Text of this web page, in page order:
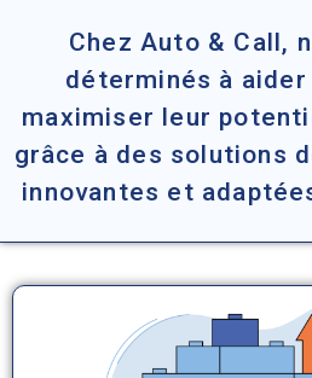
Chez Auto & Call,
déterminés à
maximiser leur
grâce à des solutions
innovantes et